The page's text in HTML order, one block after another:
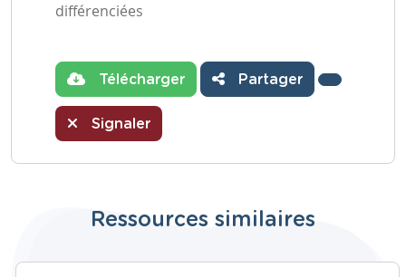
différenciées
Télécharger Partager
Signaler
Ressources similaires